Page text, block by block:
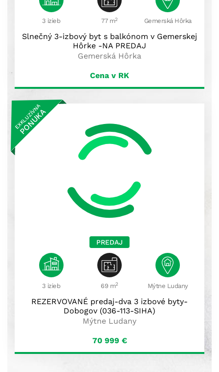
3 izieb 77 m2 Gemerská Hôrka
Slnečný 3-izbový byt s balkónom v Gemerskej
Hôrke -NA PREDAJ
Gemerská Hôrka
Cena v RK
EXKLUZÍVNA
PONUKA
PREDAJ
3 izieb 69 m2 Mýtne Ludany
REZERVOVANÉ predaj-dva 3 izbové byty-
Dobogov (036-113-SIHA)
Mýtne Ludany
70 999 €